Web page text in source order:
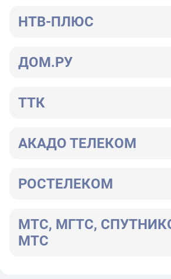
НТВ-ПЛЮС
ДОМ.РУ
ТТК
АКАДО ТЕЛЕКОМ
РОСТЕЛЕКОМ
МТС, МГТС,
МТС